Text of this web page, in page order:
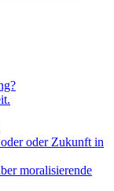
oder Zukunft in
moralisierende